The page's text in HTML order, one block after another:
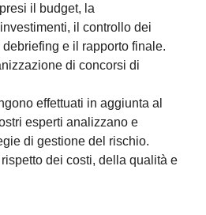
il budget, la
il controllo dei
e il rapporto finale.
di concorsi di
effettuati in aggiunta al
esperti analizzano e
di gestione del rischio.
dei costi, della qualità e